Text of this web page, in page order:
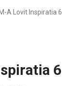
M-A Lovit Inspiratia 6
6